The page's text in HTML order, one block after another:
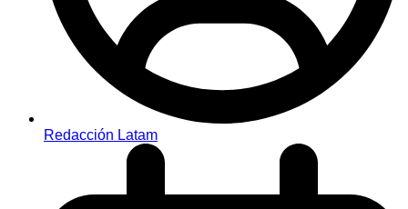
Redacción Latam